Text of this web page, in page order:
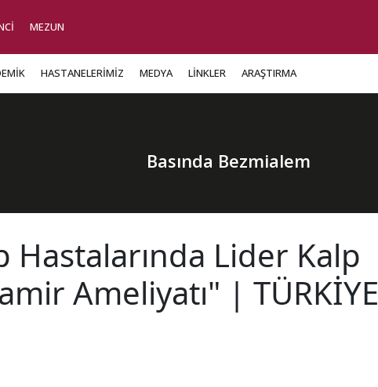
MEZUN
HASTANELERİMİZ MEDYA LİNKLER ARAŞTIRMA
Basında Bezmialem
Hastalarında Lider Kalp
Ameliyatı" | TÜRKİYE